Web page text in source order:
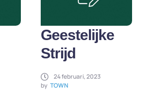
Geestelijke
Strijd
24 februari, 2023
by TOWN